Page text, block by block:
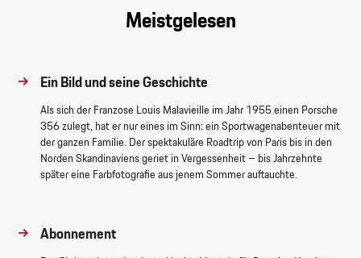
Meistgelesen
Ein Bild und seine Geschichte
Als sich der Franzose Louis Malavieille im Jahr 1955 einen Porsche
356 zulegt, hat er nur eines im Sinn: ein Sportwagenabenteuer mit
der ganzen Familie. Der spektakuläre Roadtrip von Paris bis in den
Norden Skandinaviens geriet in Vergessenheit – bis Jahrzehnte
später eine Farbfotografie aus jenem Sommer auftauchte.
Abonnement